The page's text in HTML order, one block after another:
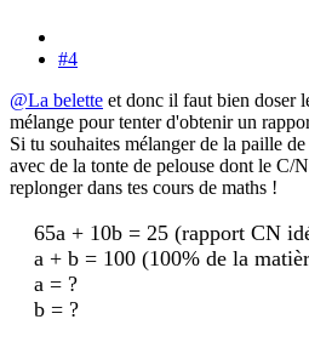
#4
@La belette et donc il faut bien doser
mélange pour tenter d'obtenir un
Si tu souhaites mélanger de la paille
avec de la tonte de pelouse dont le C/
replonger dans tes cours de maths !
65a + 10b = 25 (rapport CN
a + b = 100 (100% de la
a = ?
b = ?